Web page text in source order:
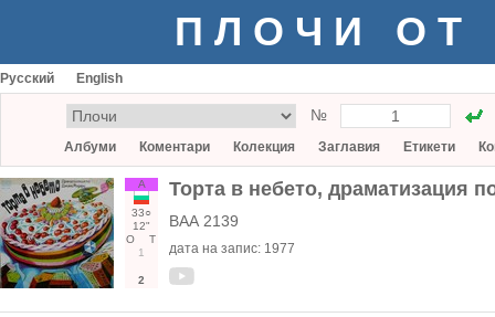
ПЛОЧИ ОТ
Русский English
№
Албуми Коментари Колекция Заглавия Етикети
А
33○
12"
О
Т
1
2
Торта в небето, драматизация
ВАА 2139
дата на запис: 1977